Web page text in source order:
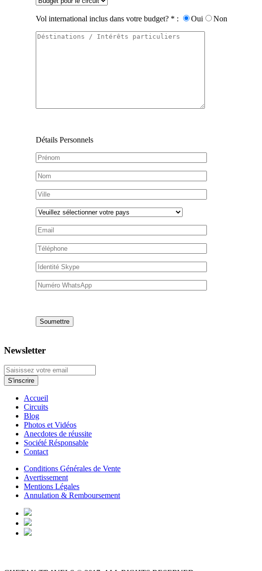
Vol international inclus dans votre budget? * : Oui Non
Détails Personnels
Newsletter
Accueil
Circuits
Blog
Photos et Vidéos
Anecdotes de réussite
Société Résponsable
Contact
Conditions Générales de Vente
Avertissement
Mentions Légales
Annulation & Remboursement